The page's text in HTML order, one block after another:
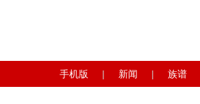
手机版 | 新闻 | 族谱